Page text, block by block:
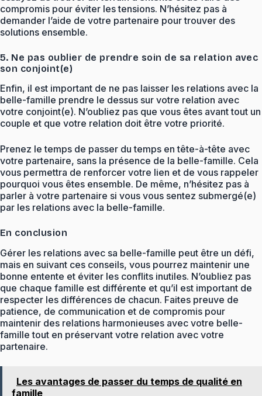
compromis pour éviter les tensions. N’hésitez pas à
demander l’aide de votre partenaire pour trouver des
solutions ensemble.
5. Ne pas oublier de prendre soin de sa relation avec
son conjoint(e)
Enfin, il est important de ne pas laisser les relations avec la
belle-famille prendre le dessus sur votre relation avec
votre conjoint(e). N’oubliez pas que vous êtes avant tout un
couple et que votre relation doit être votre priorité.
Prenez le temps de passer du temps en tête-à-tête avec
votre partenaire, sans la présence de la belle-famille. Cela
vous permettra de renforcer votre lien et de vous rappeler
pourquoi vous êtes ensemble. De même, n’hésitez pas à
parler à votre partenaire si vous vous sentez submergé(e)
par les relations avec la belle-famille.
En conclusion
Gérer les relations avec sa belle-famille peut être un défi,
mais en suivant ces conseils, vous pourrez maintenir une
bonne entente et éviter les conflits inutiles. N’oubliez pas
que chaque famille est différente et qu’il est important de
respecter les différences de chacun. Faites preuve de
patience, de communication et de compromis pour
maintenir des relations harmonieuses avec votre belle-
famille tout en préservant votre relation avec votre
partenaire.
Les avantages de passer du temps de qualité en
famille